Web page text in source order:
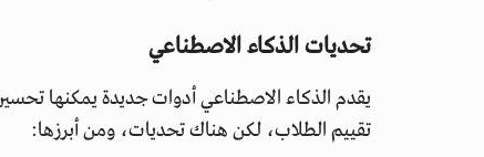
تحديات الذكاء الاصطناعي
يقدم الذكاء الاصطناعي أدوات جديدة يمكنها
تقييم الطلاب، لكن هناك تحديات، ومن أبرزها: